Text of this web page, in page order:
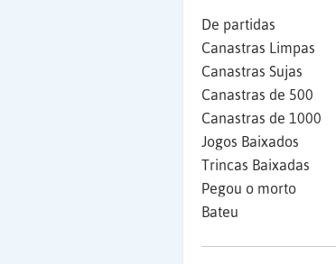
De partidas
Canastras Limpas
Canastras Sujas
Canastras de 500
Canastras de 1000
Jogos Baixados
Trincas Baixadas
Pegou o morto
Bateu